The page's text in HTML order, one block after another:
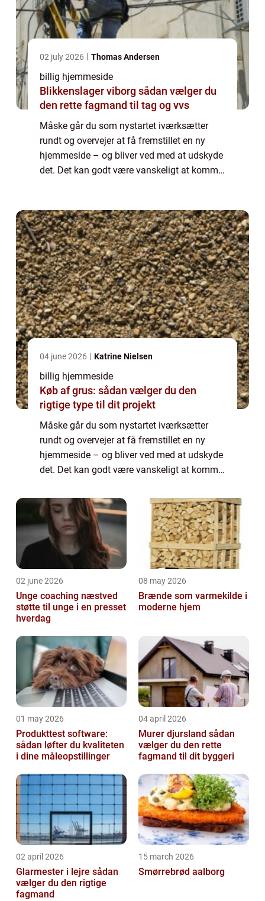
02 july 2026 Thomas Andersen
billig hjemmeside
Blikkenslager viborg sådan vælger du
den rette fagmand til tag og vvs
Måske går du som nystartet iværksætter
rundt og overvejer at få fremstillet en ny
hjemmeside – og bliver ved med at udskyde
det. Det kan godt være vanskeligt at komme
ve...
04 june 2026 Katrine Nielsen
billig hjemmeside
Køb af grus: sådan vælger du den
rigtige type til dit projekt
Måske går du som nystartet iværksætter
rundt og overvejer at få fremstillet en ny
hjemmeside – og bliver ved med at udskyde
det. Det kan godt være vanskeligt at komme
man ikke kender så meget til den digitale
ve...
02 june 2026
Unge coaching næstved
støtte til unge i en presset
hverdag
08 may 2026
Brænde som varmekilde i
moderne hjem
01 may 2026
Produkttest software:
sådan løfter du kvaliteten
i dine måleopstillinger
04 april 2026
Murer djursland sådan
vælger du den rette
fagmand til dit byggeri
02 april 2026
Glarmester i lejre sådan
vælger du den rigtige
fagmand
15 march 2026
Smørrebrød aalborg